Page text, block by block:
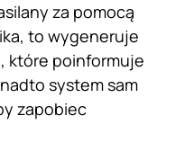
za pomocą
to wygeneruje
które poinformuje
system sam
zapobiec